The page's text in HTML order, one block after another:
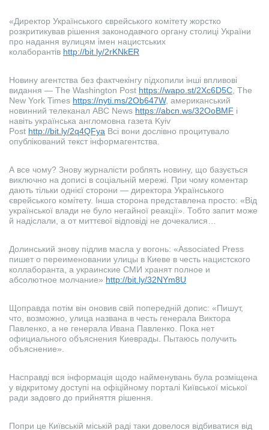
«Директор Українського єврейського комітету жорстко
розкритикував рішення законодавчого органу столиці України
про надання вулицям імен нацистських
колаборантів http://bit.ly/2rKNkER
Новину агентства без фактчекінгу підхопили інші впливові
видання — The Washington Post https://wapo.st/2Xc6D5C, The
New York Times https://nyti.ms/2Ob647W, американський
новинний телеканал ABC News https://abcn.ws/32OoBMF і
навіть українська англомовна газета Kyiv
Post http://bit.ly/2q4QFya Всі вони дослівно процитувало
опублікований текст інформагентства.
А все чому? Знову журналісти роблять новину, що базується
виключно на дописі в соціальній мережі. При чому коментар
дають тільки однієї сторони — директора Українського
єврейського комітету. Інша сторона представлена просто: «Від
української влади не було негайної реакції». Тобто запит може
й надіслали, а от миттєвої відповіді не дочекалися…
Долинський знову підлив масла у вогонь: «Associated Press
пишет о переименовании улицы в Киеве в честь нацистского
коллаборанта, а украинские СМИ хранят полное и
абсолютное молчание» http://bit.ly/32NYm8U
Щоправда потім він оновив свій попередній допис: «Пишут,
что, возможно, улица названа в честь генерала Виктора
Павленко, а не генерала Ивана Павленко. Пока нет
официального объяснения Киеврады. Пытаюсь получить
объяснение».
Насправді вся інформація щодо найменувань була розміщена
у відкритому доступі на офіційному порталі Київської міської
ради задовго до прийняття рішення.
Попри це Київській міській раді таки довелося відбиватися від